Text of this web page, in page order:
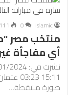
islamic
0
111
منتخب مصر
أي مفاجأة
صورة ملتقطة…